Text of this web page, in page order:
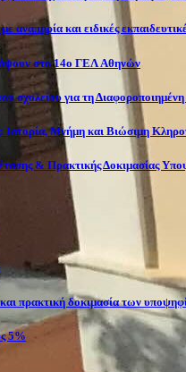
και ειδικές
στο 14ο ΓΕΛ Αθηνών
σχολείου για τη
Μνήμη και Βιώσιμη
& Πρακτικής Δοκιμασίας
και πρακτική δοκιμασία των
5%